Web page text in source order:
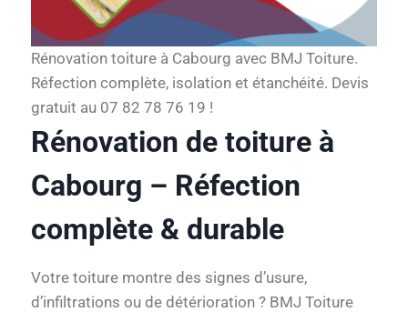
Rénovation toiture à Cabourg avec BMJ Toiture.
Réfection complète, isolation et étanchéité. Devis
gratuit au 07 82 78 76 19 !
Rénovation de toiture à
Cabourg – Réfection
complète & durable
Votre toiture montre des signes d’usure,
d’infiltrations ou de détérioration ? BMJ Toiture